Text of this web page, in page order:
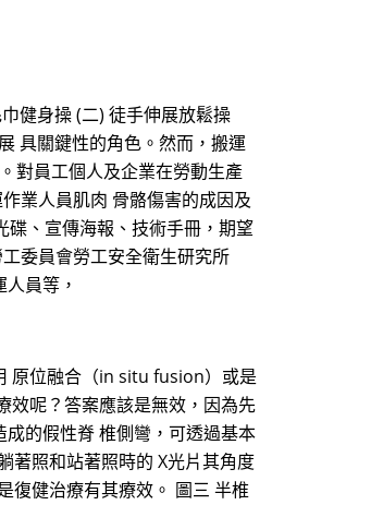
健身操 (二) 徒手伸展放鬆操
具關鍵性的角色。然而，搬運
對員工個人及企業在勞動生產
業人員肌肉 骨骼傷害的成因及
碟、宣傳海報、技術手冊，期望
委員會勞工安全衛生研究所
員等，
原位融合（in situ fusion）或是
效呢？答案應該是無效，因為先
的假性脊 椎側彎，可透過基本
著照和站著照時的 X光片其角度
復健治療有其療效。 圖三 半椎